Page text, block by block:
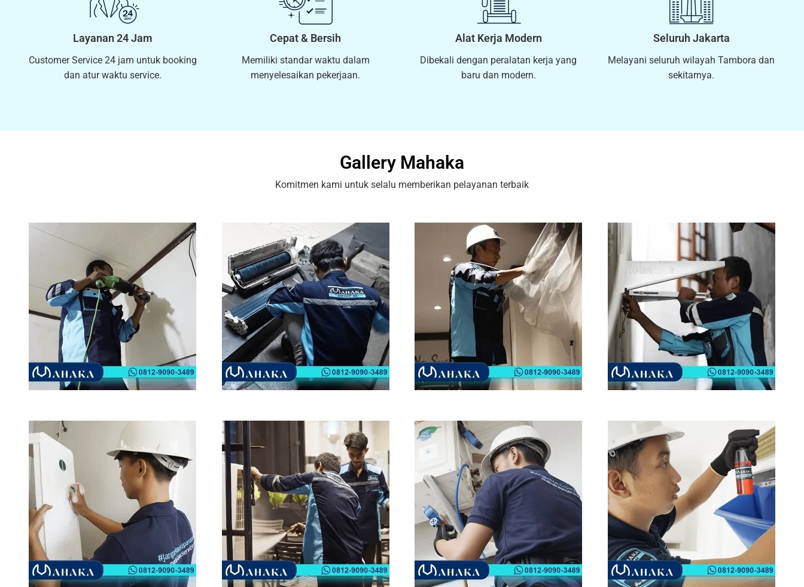
Layanan 24 Jam
Customer Service 24 jam untuk booking
dan atur waktu service.
Cepat & Bersih
Memiliki standar waktu dalam
menyelesaikan pekerjaan.
Alat Kerja Modern
Dibekali dengan peralatan kerja yang
baru dan modern.
Seluruh Jakarta
Melayani seluruh wilayah Tambora dan
sekitarnya.
Gallery Mahaka
Komitmen kami untuk selalu memberikan pelayanan terbaik